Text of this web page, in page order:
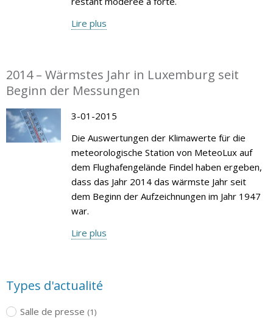
Lire plus
2014 – Wärmstes Jahr in Luxemburg seit
Beginn der Messungen
3-01-2015
Die Auswertungen der Klimawerte für die
meteorologische Station von MeteoLux auf
dem Flughafengelände Findel haben ergeben,
dass das Jahr 2014 das wärmste Jahr seit
dem Beginn der Aufzeichnungen im Jahr 1947
war.
Lire plus
Types d'actualité
Salle de presse (1)